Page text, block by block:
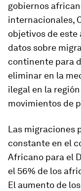
gobiernos
internacionales,
objetivos de este
datos sobre
continente para
eliminar en la
ilegal en la
movimientos de
Las migraciones
constante en el
Africano para el
el 56% de los
El aumento de